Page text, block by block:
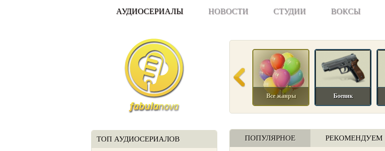
АУДИОСЕРИАЛЫ НОВОСТИ СТУДИИ ВОКСЫ
ТОП АУДИОСЕРИАЛОВ
Все жанры Боевик
ПОПУЛЯРНОЕ РЕКОМЕНДУЕМ